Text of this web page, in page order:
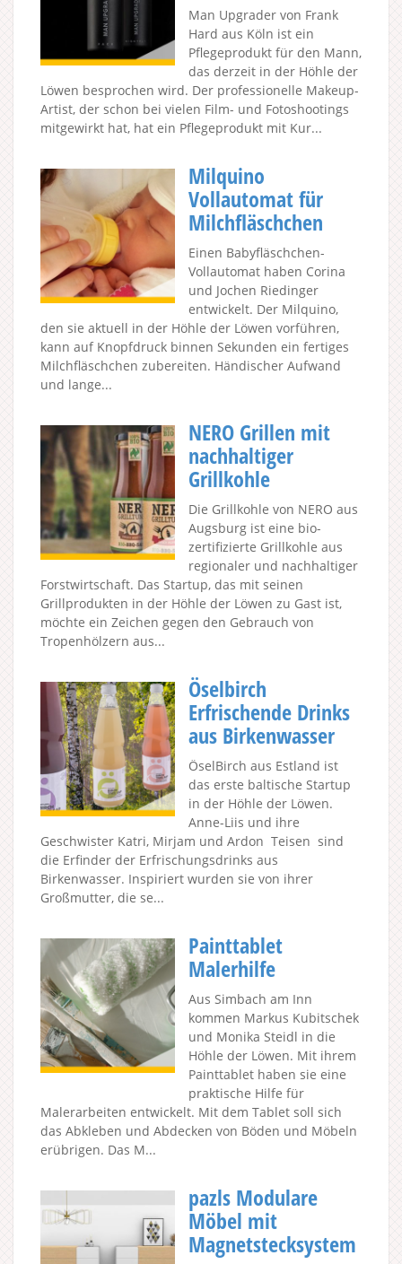
Man Upgrader von Frank
Hard aus Köln ist ein
Pflegeprodukt für den Mann,
das derzeit in der Höhle der
Löwen besprochen wird. Der professionelle Makeup-
Artist, der schon bei vielen Film- und Fotoshootings
mitgewirkt hat, hat ein Pflegeprodukt mit Kur...
Milquino
Vollautomat für
Milchfläschchen
Einen Babyfläschchen-
Vollautomat haben Corina
und Jochen Riedinger
entwickelt. Der Milquino,
den sie aktuell in der Höhle der Löwen vorführen,
kann auf Knopfdruck binnen Sekunden ein fertiges
Milchfläschchen zubereiten. Händischer Aufwand
und lange...
NERO Grillen mit
nachhaltiger
Grillkohle
Die Grillkohle von NERO aus
Augsburg ist eine bio-
zertifizierte Grillkohle aus
regionaler und nachhaltiger
Forstwirtschaft. Das Startup, das mit seinen
Grillprodukten in der Höhle der Löwen zu Gast ist,
möchte ein Zeichen gegen den Gebrauch von
Tropenhölzern aus...
Öselbirch
Erfrischende Drinks
aus Birkenwasser
ÖselBirch aus Estland ist
das erste baltische Startup
in der Höhle der Löwen.
Anne-Liis und ihre
Geschwister Katri, Mirjam und Ardon Teisen sind
die Erfinder der Erfrischungsdrinks aus
Birkenwasser. Inspiriert wurden sie von ihrer
Großmutter, die se...
Painttablet
Malerhilfe
Aus Simbach am Inn
kommen Markus Kubitschek
und Monika Steidl in die
Höhle der Löwen. Mit ihrem
Painttablet haben sie eine
praktische Hilfe für
Malerarbeiten entwickelt. Mit dem Tablet soll sich
das Abkleben und Abdecken von Böden und Möbeln
erübrigen. Das M...
pazls Modulare
Möbel mit
Magnetstecksystem